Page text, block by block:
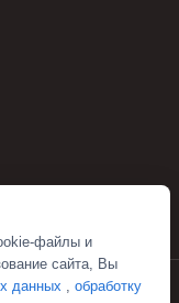
файлы и
сайта, Вы
данных , обработку